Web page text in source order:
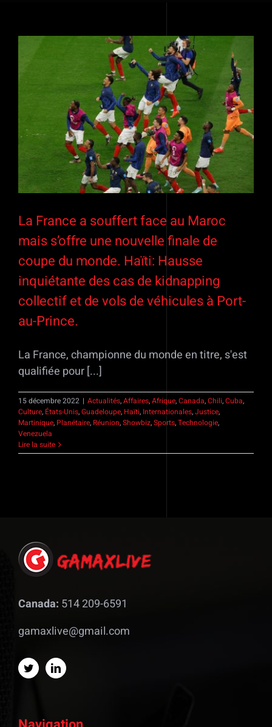
La France a souffert face au Maroc
mais s’offre une nouvelle finale de
coupe du monde. Haïti: Hausse
inquiétante des cas de kidnapping
collectif et de vols de véhicules à Port-
au-Prince.
La France, championne du monde en titre, s'est
qualifiée pour [...]
15 décembre 2022 | Actualités,Affaires,Afrique,Canada,Chili,Cuba,
Culture, États-Unis,Guadeloupe, Haïti, Internationales,Justice,
Martinique, Planétaire, Réunion,Showbiz,Sports,Technologie,
Venezuela
Lire la suite
Canada: 514 209-6591
gamaxlive@gmail.com